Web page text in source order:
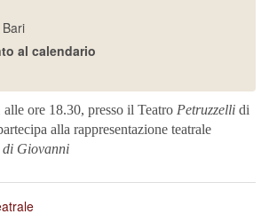
al calendario
alle ore 18.30, presso il Teatro Petruzzelli di
alla rappresentazione teatrale
di Giovanni